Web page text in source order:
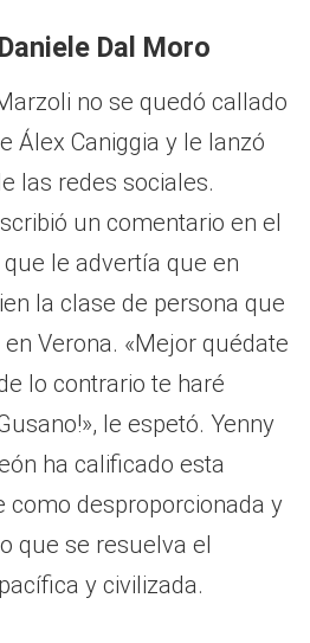
Dal Moro
no se quedó callado
Álex Caniggia y le lanzó
las redes sociales.
un comentario en el
le advertía que en
la clase de persona que
Verona. «Mejor quédate
lo contrario te haré
le espetó. Yenny
ha calificado esta
como desproporcionada y
que se resuelva el
y civilizada.